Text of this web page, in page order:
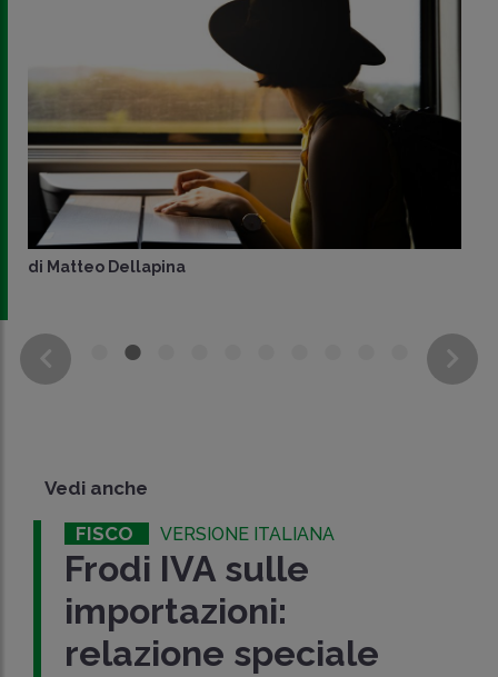
di Matteo Dellapina
Vedi anche
FISCO VERSIONE ITALIANA
Frodi IVA sulle
importazioni:
relazione speciale